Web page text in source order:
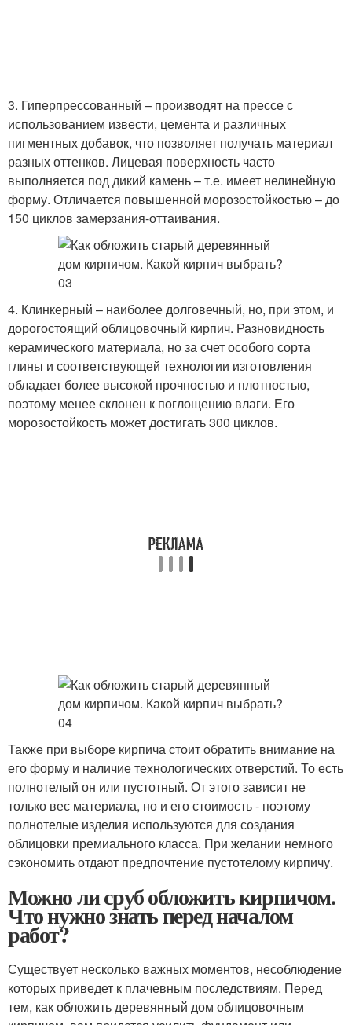
3. Гиперпрессованный – производят на прессе с
использованием извести, цемента и различных
пигментных добавок, что позволяет получать материал
разных оттенков. Лицевая поверхность часто
выполняется под дикий камень – т.е. имеет нелинейную
форму. Отличается повышенной морозостойкостью – до
150 циклов замерзания-оттаивания.
4. Клинкерный – наиболее долговечный, но, при этом, и
дорогостоящий облицовочный кирпич. Разновидность
керамического материала, но за счет особого сорта
глины и соответствующей технологии изготовления
обладает более высокой прочностью и плотностью,
поэтому менее склонен к поглощению влаги. Его
морозостойкость может достигать 300 циклов.
Также при выборе кирпича стоит обратить внимание на
его форму и наличие технологических отверстий. То есть
полнотелый он или пустотный. От этого зависит не
только вес материала, но и его стоимость - поэтому
полнотелые изделия используются для создания
облицовки премиального класса. При желании немного
сэкономить отдают предпочтение пустотелому кирпичу.
Можно ли сруб обложить кирпичом.
Что нужно знать перед началом
работ?
Существует несколько важных моментов, несоблюдение
которых приведет к плачевным последствиям. Перед
тем, как обложить деревянный дом облицовочным